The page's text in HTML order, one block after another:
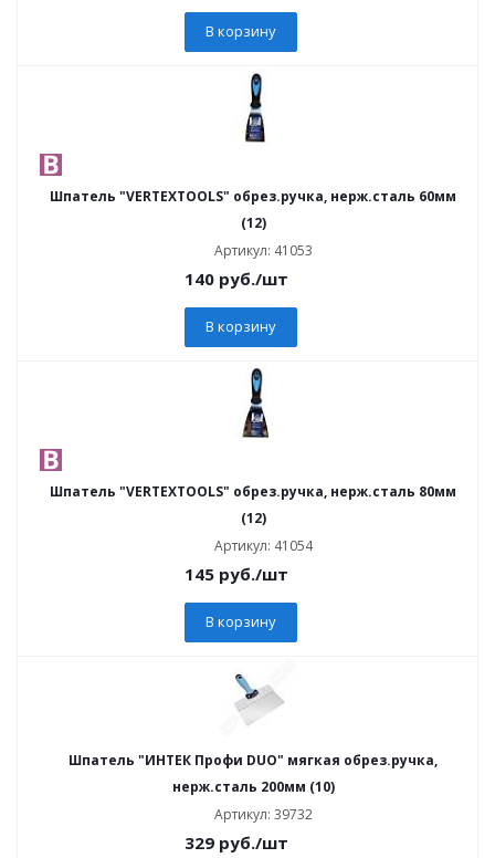
В корзину
Шпатель "VERTEXTOOLS" обрез.ручка, нерж.сталь 60мм
(12)
Артикул: 41053
140 руб./шт
В корзину
Шпатель "VERTEXTOOLS" обрез.ручка, нерж.сталь 80мм
(12)
Артикул: 41054
145 руб./шт
В корзину
Шпатель "ИНТЕК Профи DUO" мягкая обрез.ручка,
нерж.сталь 200мм (10)
Артикул: 39732
329 руб./шт